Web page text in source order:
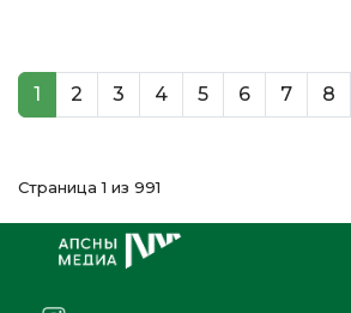
1 2 3 4 5 6 7 8
Страница 1 из 991